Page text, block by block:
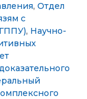
, Отдел
с
, Научно-